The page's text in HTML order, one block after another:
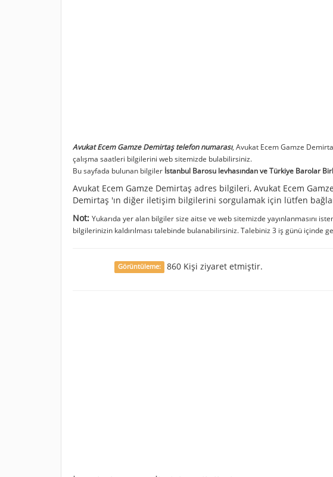
Avukat Ecem Gamze Demirtaş telefon numarası, Avukat Ecem Gamze
çalışma saatleri bilgilerini web sitemizde bulabilirsiniz.
Bu sayfada bulunan bilgiler İstanbul Barosu levhasından ve Türkiye Barolar
Avukat Ecem Gamze Demirtaş adres bilgileri, Avukat Ecem
Demirtaş 'ın diğer iletişim bilgilerini sorgulamak için lütfen
Not: Yukarıda yer alan bilgiler size aitse ve web sitemizde yayınlanmasını
bilgilerinizin kaldırılması talebinde bulanabilirsiniz. Talebiniz 3 iş günü içinde
Görüntüleme: 860 Kişi ziyaret etmiştir.